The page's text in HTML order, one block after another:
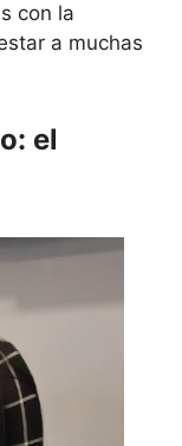
con la
a muchas
el